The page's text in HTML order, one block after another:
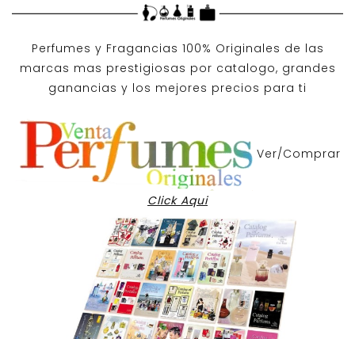
Perfumes y Fragancias 100% Originales de las
marcas mas prestigiosas por catalogo, grandes
ganancias y los mejores precios para ti
Ver/Comprar
Click Aqui